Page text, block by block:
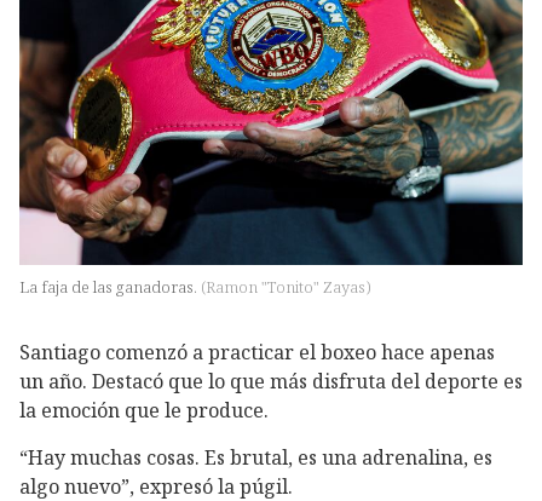
La faja de las ganadoras. (Ramon "Tonito" Zayas)
Santiago comenzó a practicar el boxeo hace apenas
un año. Destacó que lo que más disfruta del deporte es
la emoción que le produce.
“Hay muchas cosas. Es brutal, es una adrenalina, es
algo nuevo”, expresó la púgil.